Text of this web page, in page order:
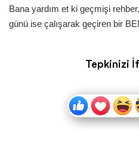
Bana yardım et ki geçmişi
günü ise çalışarak geçiren bir
Tepkinizi